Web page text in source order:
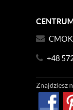
+48
Znajdziesz